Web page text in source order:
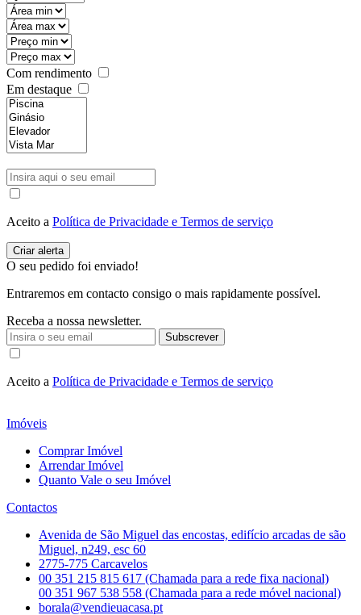
Com rendimento
Em destaque
Aceito a Política de Privacidade e Termos de serviço
O seu pedido foi enviado!
Entraremos em contacto consigo o mais rapidamente possível.
Receba a nossa newsletter.
Subscrever
Aceito a Política de Privacidade e Termos de serviço
Imóveis
Comprar Imóvel
Arrendar Imóvel
Quanto Vale o seu Imóvel
Contactos
Avenida de São Miguel das encostas, edifício arcadas de são
Miguel, n249, esc 60
2775-775 Carcavelos
00 351 215 815 617 (Chamada para a rede fixa nacional)
00 351 967 538 558 (Chamada para a rede móvel nacional)
borala@vendieuacasa.pt